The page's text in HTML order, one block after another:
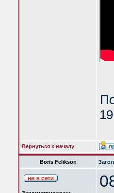
Вернуться к началу
Boris Felikson